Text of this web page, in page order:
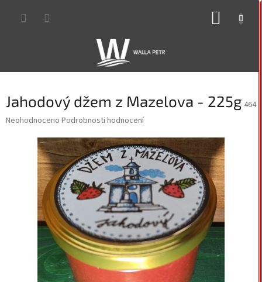
Jahodový džem z Mazelova - 225g 464
Průměrné
hvězdiček.
Neohodnoceno Podrobnosti hodnocení